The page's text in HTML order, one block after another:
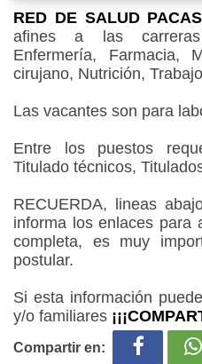
RED DE SALUD
afines a las
Enfermería, Farmacia,
cirujano, Nutrición,
Las vacantes son para
Entre los puestos
Titulado técnicos,
RECUERDA, lineas
informa los enlaces para
completa, es muy
postular.
Si esta información
y/o familiares
Compartir en: